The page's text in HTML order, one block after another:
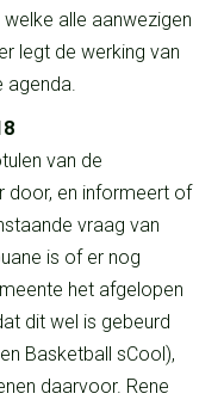
alle aanwezigen
legt de werking van
agenda.
van de
door, en informeert of
vraag van
is of er nog
het afgelopen
dit wel is gebeurd
Basketball sCool),
daarvoor. Rene